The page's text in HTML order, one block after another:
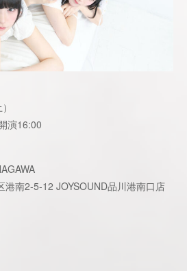
演16:00
港南2-5-12 JOYSOUND品川港南口店